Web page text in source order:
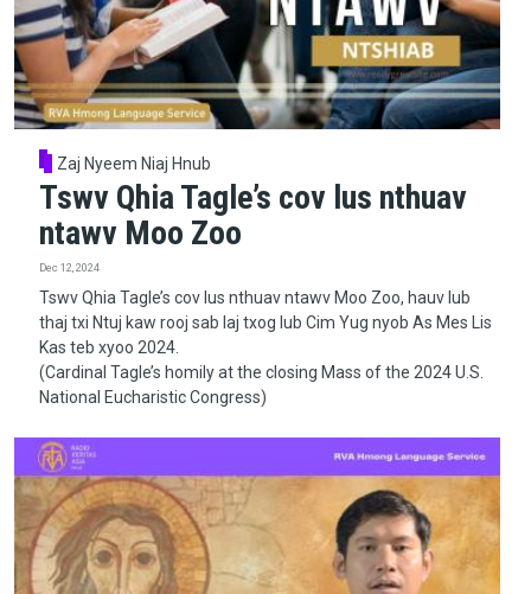
Zaj Nyeem Niaj Hnub
Tswv Qhia Tagle’s cov lus nthuav
ntawv Moo Zoo
Dec 12, 2024
Tswv Qhia Tagle’s cov lus nthuav ntawv Moo Zoo, hauv lub
thaj txi Ntuj kaw rooj sab laj txog lub Cim Yug nyob As Mes Lis
Kas teb xyoo 2024.
(Cardinal Tagle’s homily at the closing Mass of the 2024 U.S.
National Eucharistic Congress)